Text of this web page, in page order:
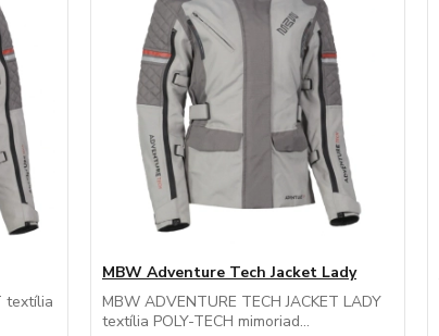
textília
MBW Adventure Tech Jacket Lady
MBW ADVENTURE TECH JACKET LADY
textília POLY-TECH mimoriad...